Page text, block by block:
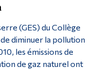
(GES) du Collège
diminuer la pollution
les émissions de
de gaz naturel ont